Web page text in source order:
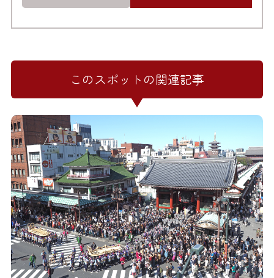
このスポットの関連記事